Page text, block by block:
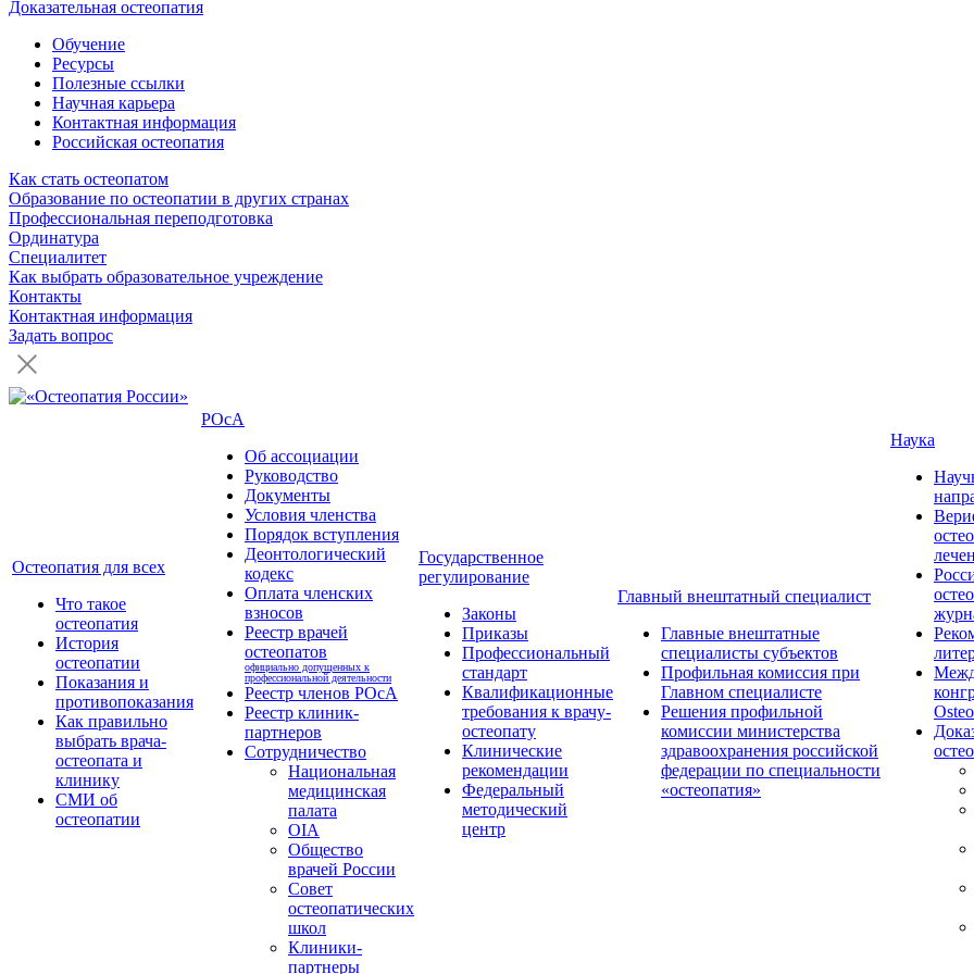
Доказательная остеопатия
Обучение
Ресурсы
Полезные ссылки
Научная карьера
Контактная информация
Российская остеопатия
Как стать остеопатом
Образование по остеопатии в других странах
Профессиональная переподготовка
Ординатура
Специалитет
Как выбрать образовательное учреждение
Контакты
Контактная информация
Задать вопрос
Остеопатия для всех
Что такое
остеопатия
История
остеопатии
Показания и
противопоказания
Как правильно
выбрать врача-
остеопата и
клинику
СМИ об
остеопатии
РОсА
Об ассоциации
Руководство
Документы
Условия членства
Порядок вступления
Деонтологический
кодекс
Оплата членских
взносов
Реестр врачей
остеопатов
официально допущенных к
профессиональной деятельности
Реестр членов РОсА
Реестр клиник-
партнеров
Сотрудничество
Национальная
медицинская
палата
OIA
Общество
врачей России
Совет
остеопатических
школ
Клиники-
партнеры
Государственное
регулирование
Законы
Приказы
Профессиональный
стандарт
Квалификационные
требования к врачу-
остеопату
Клинические
рекомендации
Федеральный
методический
центр
Главный внештатный специалист
Главные внештатные
специалисты субъектов
Профильная комиссия при
Главном специалисте
Решения профильной
комиссии министерства
здравоохранения российской
федерации по специальности
«остеопатия»
Наука